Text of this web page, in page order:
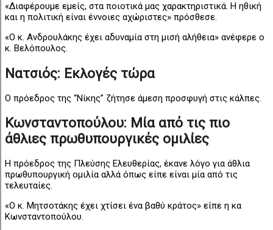
«Διαφέρουμε εμείς, στα ποιοτικά μας χαρακτηριστικά. Η ηθική
και η πολιτική είναι έννοιες αχώριστες» πρόσθεσε.
«Ο κ. Ανδρουλάκης έχει αδυναμία στη μισή αλήθεια» ανέφερε ο
κ. Βελόπουλος.
Νατσιός: Εκλογές τώρα
Ο πρόεδρος της “Νίκης” ζήτησε άμεση προσφυγή στις κάλπες.
Κωνσταντοπούλου: Μία από τις πιο
άθλιες πρωθυπουργικές ομιλίες
Η πρόεδρος της Πλεύσης Ελευθερίας, έκανε λόγο για άθλια
πρωθυπουργική ομιλία αλλά όπως είπε είναι μία από τις
τελευταίες.
«Ο κ. Μητσοτάκης έχει χτίσει ένα βαθύ κράτος» είπε η κα
Κωνσταντοπούλου.